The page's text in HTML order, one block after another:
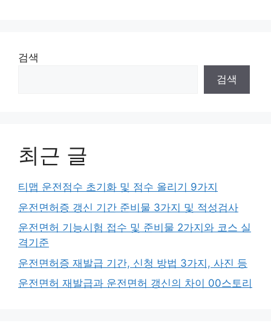
검색
검색
최근 글
티맵 운전점수 초기화 및 점수 올리기 9가지
운전면허증 갱신 기간 준비물 3가지 및 적성검사
운전면허 기능시험 접수 및 준비물 2가지와 코스 실
격기준
운전면허증 재발급 기간, 신청 방법 3가지, 사진 등
운전면허 재발급과 운전면허 갱신의 차이 00스토리